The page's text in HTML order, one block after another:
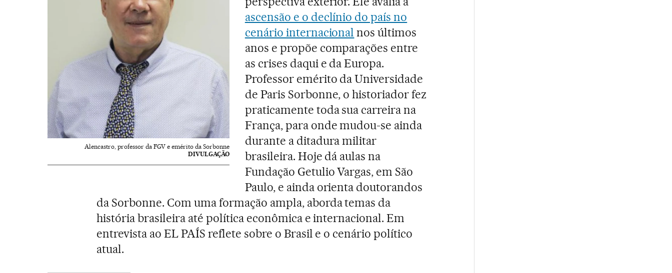
Alencastro, professor da FGV e emérito da Sorbonne
DIVULGAÇÃO
ascensão e o declínio do país no
cenário internacional nos últimos
anos e propõe comparações entre
as crises daqui e da Europa.
Professor emérito da Universidade
de Paris Sorbonne, o historiador fez
praticamente toda sua carreira na
França, para onde mudou-se ainda
durante a ditadura militar
brasileira. Hoje dá aulas na
Fundação Getulio Vargas, em São
Paulo, e ainda orienta doutorandos
da Sorbonne. Com uma formação ampla, aborda temas da
história brasileira até política econômica e internacional. Em
entrevista ao EL PAÍS reflete sobre o Brasil e o cenário político
atual.